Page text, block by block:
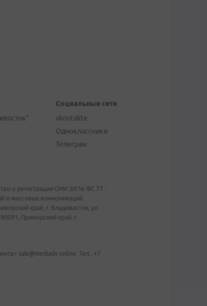
Социальные сети
vkontakte
Одноклассники
Телеграм
о регистрации СМИ ЭЛ № ФС 77 -
и массовых коммуникаций
край, г. Владивосток, ул.
Приморский край, г.
sale@mediadv.online. Тел.: +7